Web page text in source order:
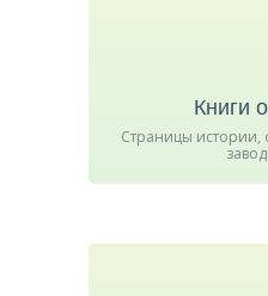
Книги
Страницы истории,